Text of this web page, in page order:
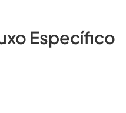
Específico